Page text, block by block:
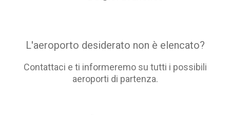
L'aeroporto desiderato non è elencato?
Contattaci e ti informeremo su tutti i possibili
aeroporti di partenza.